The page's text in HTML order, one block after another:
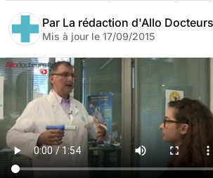
Par La rédaction d'Allo Docteurs
Mis à jour le 17/09/2015